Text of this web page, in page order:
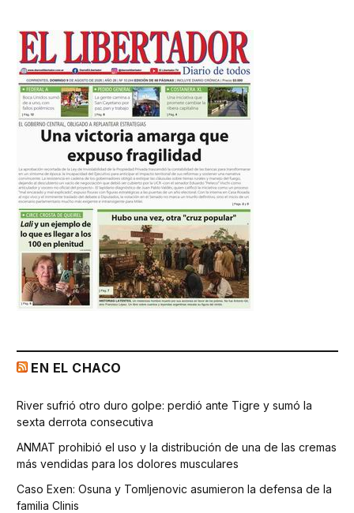
EN EL CHACO
River sufrió otro duro golpe: perdió ante Tigre y sumó la
sexta derrota consecutiva
ANMAT prohibió el uso y la distribución de una de las cremas
más vendidas para los dolores musculares
Caso Exen: Osuna y Tomljenovic asumieron la defensa de la
familia Clinis